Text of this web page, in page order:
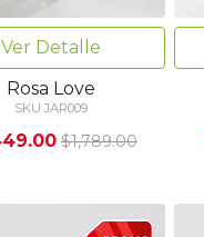
Ver Detalle
Rosa Love
SKU JAR009
$1,789.00